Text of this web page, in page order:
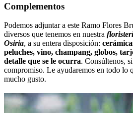
Complementos
Podemos adjuntar a este Ramo Flores
diversos que tenemos en nuestra
Osiria, a su entera disposición:
peluches, vino, champang, globos,
detalle que se le ocurra. Consúltenos,
compromiso. Le ayudaremos en todo lo
mucho gusto.